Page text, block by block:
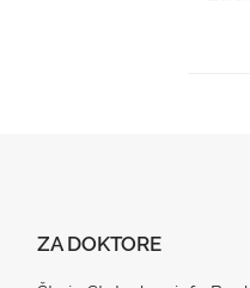
ZA DOKTORE